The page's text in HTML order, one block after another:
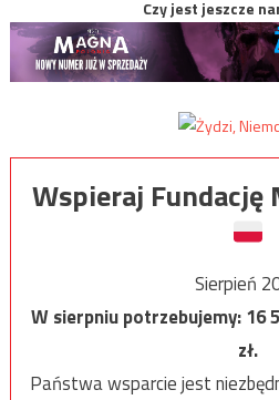
Czy jest jeszcze
Wspieraj Fundację
Sierpień
W sierpniu potrzebujemy:16
zł.
Państwa wsparcie jest